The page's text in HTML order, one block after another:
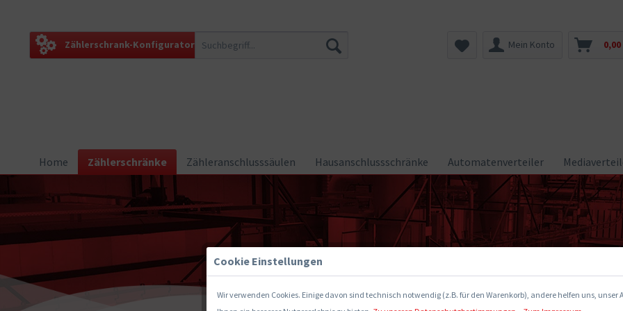
Zählerschrank-Konfigurator Mein Konto
Home Zählerschränke Zähleranschlusssäulen Hausanschlussschränke Automatenverteiler
Cookie Einstellungen
Wir verwenden Cookies. Einige davon sind technisch notwendig (z.B. für den Warenkorb), andere helfen uns, unser